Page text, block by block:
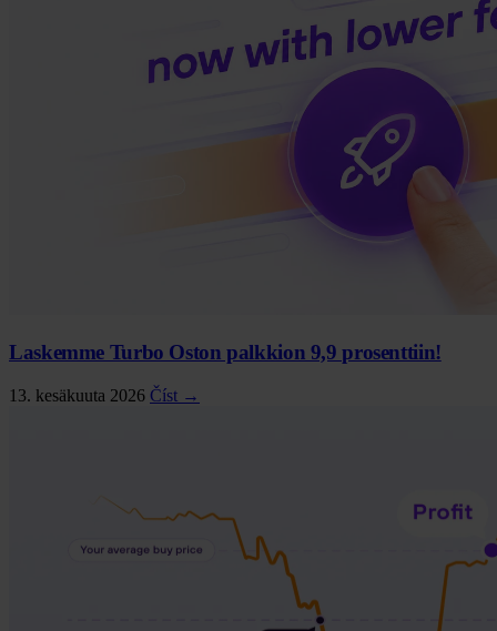
Laskemme Turbo Oston palkkion 9,9 prosenttiin!
13. kesäkuuta 2026 Číst →